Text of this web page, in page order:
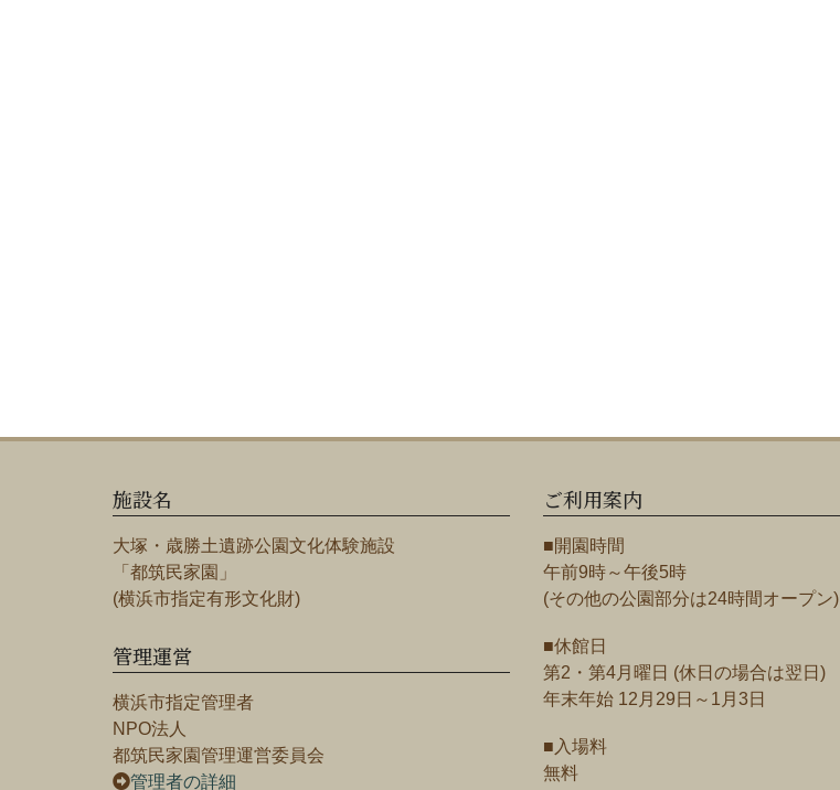
施設名
大塚・歳勝土遺跡公園文化体験施設
「都筑民家園」
(横浜市指定有形文化財)
管理運営
横浜市指定管理者
NPO法人
都筑民家園管理運営委員会
管理者の詳細
ご利用案内
■開園時間
午前9時～午後5時
(その他の公園部分は24時間オープン)
■休館日
第2・第4月曜日 (休日の場合は翌日)
年末年始 12月29日～1月3日
■入場料
無料